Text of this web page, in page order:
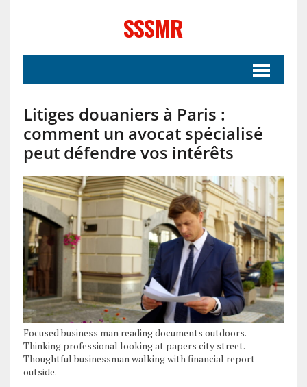
SSSMR
Litiges douaniers à Paris :
comment un avocat spécialisé
peut défendre vos intérêts
Focused business man reading documents outdoors.
Thinking professional looking at papers city street.
Thoughtful businessman walking with financial report
outside.